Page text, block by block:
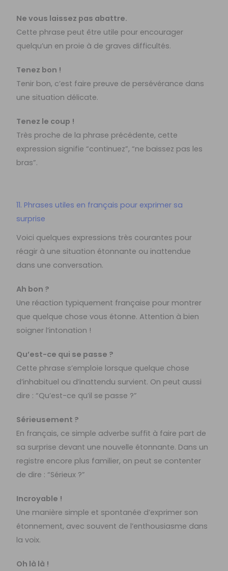
Ne vous laissez pas abattre.
Cette phrase peut être utile pour encourager
quelqu’un en proie à de graves difficultés.
Tenez bon !
Tenir bon, c’est faire preuve de persévérance dans
une situation délicate.
Tenez le coup !
Très proche de la phrase précédente, cette
expression signifie “continuez”, “ne baissez pas les
bras”.
11. Phrases utiles en français pour exprimer sa
surprise
Voici quelques expressions très courantes pour
réagir à une situation étonnante ou inattendue
dans une conversation.
Ah bon ?
Une réaction typiquement française pour montrer
que quelque chose vous étonne. Attention à bien
soigner l’intonation !
Qu’est-ce qui se passe ?
Cette phrase s’emploie lorsque quelque chose
d’inhabituel ou d’inattendu survient. On peut aussi
dire : “Qu’est-ce qu’il se passe ?”
Sérieusement ?
En français, ce simple adverbe suffit à faire part de
sa surprise devant une nouvelle étonnante. Dans un
registre encore plus familier, on peut se contenter
de dire : “Sérieux ?”
Incroyable !
Une manière simple et spontanée d’exprimer son
étonnement, avec souvent de l’enthousiasme dans
la voix.
Oh là là !